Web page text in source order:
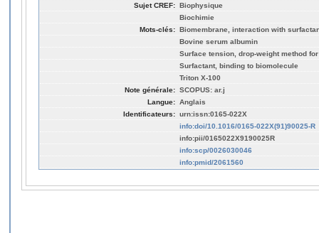
Sujet CREF: Biophysique
Biochimie
Mots-clés: Biomembrane, interaction with
Bovine serum albumin
Surface tension, drop-weight method
Surfactant, binding to biomolecule
Triton X-100
Note générale: SCOPUS: ar.j
Langue: Anglais
Identificateurs: urn:issn:0165-022X
info:doi/10.1016/0165-022X(91)90025-R
info:pii/0165022X9190025R
info:scp/0026030046
info:pmid/2061560